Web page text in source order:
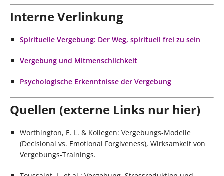
Interne Verlinkung
Spirituelle Vergebung: Der Weg, spirituell frei zu sein
Vergebung und Mitmenschlichkeit
Psychologische Erkenntnisse der Vergebung
Quellen (externe Links nur hier)
Worthington, E. L. & Kollegen: Vergebungs-Modelle
(Decisional vs. Emotional Forgiveness), Wirksamkeit von
Vergebungs-Trainings.